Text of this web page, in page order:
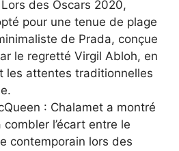
des Oscars 2020,
pour une tenue de plage
de Prada, conçue
le regretté Virgil Abloh, en
les attentes traditionnelles
: Chalamet a montré
l’écart entre le
contemporain lors des